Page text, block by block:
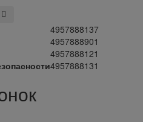
4957888137
4957888901
4957888121
4957888131